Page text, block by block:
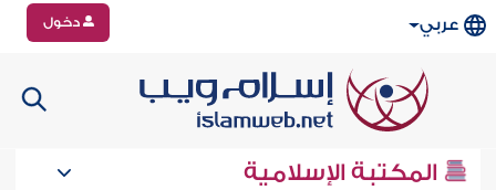
عربي دخول
المكتبة الإسلامية